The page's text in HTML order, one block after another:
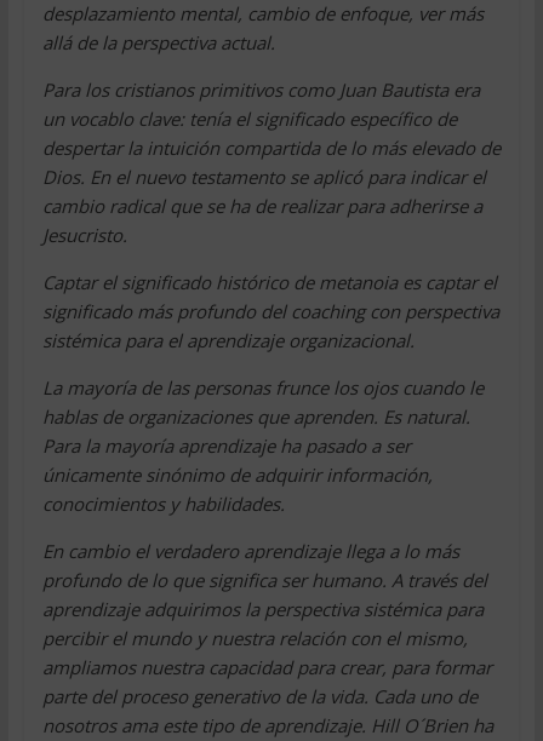
desplazamiento mental, cambio de enfoque, ver más
allá de la perspectiva actual.
Para los cristianos primitivos como Juan Bautista era
un vocablo clave: tenía el significado específico de
despertar la intuición compartida de lo más elevado de
Dios. En el nuevo testamento se aplicó para indicar el
cambio radical que se ha de realizar para adherirse a
Jesucristo.
Captar el significado histórico de metanoia es captar el
significado más profundo del coaching con perspectiva
sistémica para el aprendizaje organizacional.
La mayoría de las personas frunce los ojos cuando le
hablas de organizaciones que aprenden. Es natural.
Para la mayoría aprendizaje ha pasado a ser
únicamente sinónimo de adquirir información,
conocimientos y habilidades.
En cambio el verdadero aprendizaje llega a lo más
profundo de lo que significa ser humano. A través del
aprendizaje adquirimos la perspectiva sistémica para
percibir el mundo y nuestra relación con el mismo,
ampliamos nuestra capacidad para crear, para formar
parte del proceso generativo de la vida. Cada uno de
nosotros ama este tipo de aprendizaje. Hill O´Brien ha